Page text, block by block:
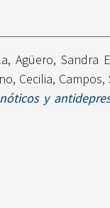
, Agüero, Sandra
Cecilia,
y